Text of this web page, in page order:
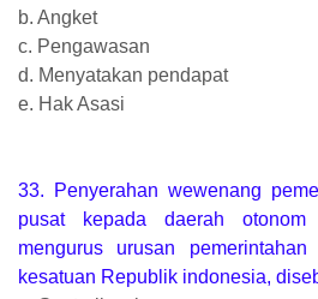
b. Angket
c. Pengawasan
d. Menyatakan pendapat
e. Hak Asasi
33. Penyerahan wewenang
pusat kepada daerah
mengurus urusan
kesatuan Republik indonesia,